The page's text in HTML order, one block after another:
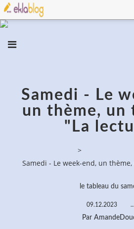
Samedi - Le
un thème, un
"La
>
Samedi - Le week-end, un
le tableau du
09.12.2023
Par